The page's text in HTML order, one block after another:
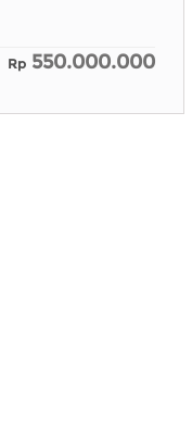
Rp 550.000.000